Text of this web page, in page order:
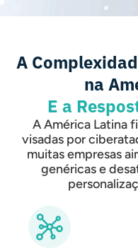
A
na
E a
A América Latina
visadas por
muitas empresas
genéricas e